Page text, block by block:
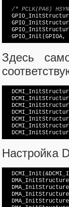
/* PCLK(PA6)
Здесь
Настройка